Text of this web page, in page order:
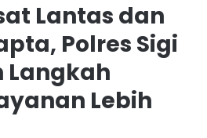
Lantas dan
Polres Sigi
Lebih